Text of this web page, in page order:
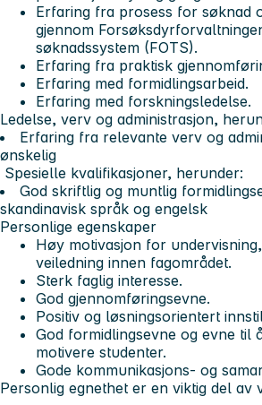
Erfaring fra prosess for søknad
gjennom
søknadssystem (FOTS).
Erfaring fra praktisk
Erfaring med formidlingsarbeid.
Erfaring med forskningsledelse.
Ledelse, verv og administrasjon,
Erfaring fra relevante verv og
ønskelig
Spesielle kvalifikasjoner, herunder:
God skriftlig og muntlig
skandinavisk språk og engelsk
Personlige egenskaper
Høy motivasjon for
veiledning innen fagområdet.
Sterk faglig interesse.
God gjennomføringsevne.
Positiv og løsningsorientert
God formidlingsevne og evne til
motivere studenter.
Gode kommunikasjons- og
Personlig egnethet er en viktig del av